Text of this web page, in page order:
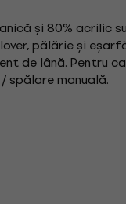
și 80% acrilic
pălărie și
lână. Pentru ca
spălare manuală.